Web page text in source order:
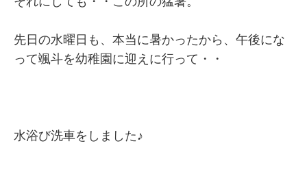
先日の水曜日も、本当に暑かったから、午後にな
って颯斗を幼稚園に迎えに行って・・
水浴び洗車をしました♪